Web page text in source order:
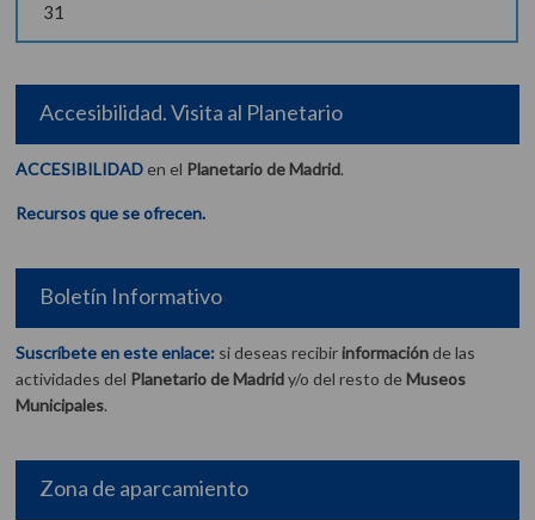
31
Accesibilidad. Visita al Planetario
ACCESIBILIDAD en el Planetario de Madrid.
Recursos que se ofrecen.
Boletín Informativo
Suscríbete en este enlace: si deseas recibirinformación de las
actividades del Planetario de Madridy/o del resto deMuseos
Municipales.
Zona de aparcamiento